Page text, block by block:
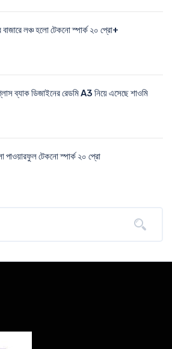
বাজারে লঞ্চ হলো টেকনো স্পার্ক ২০ প্রো+
ব্যাক ডিজাইনের রেডমি A3 নিয়ে এসেছে শাওমি
পাওয়ারফুল টেকনো স্পার্ক ২০ প্রো